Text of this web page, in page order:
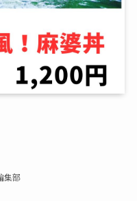
集部